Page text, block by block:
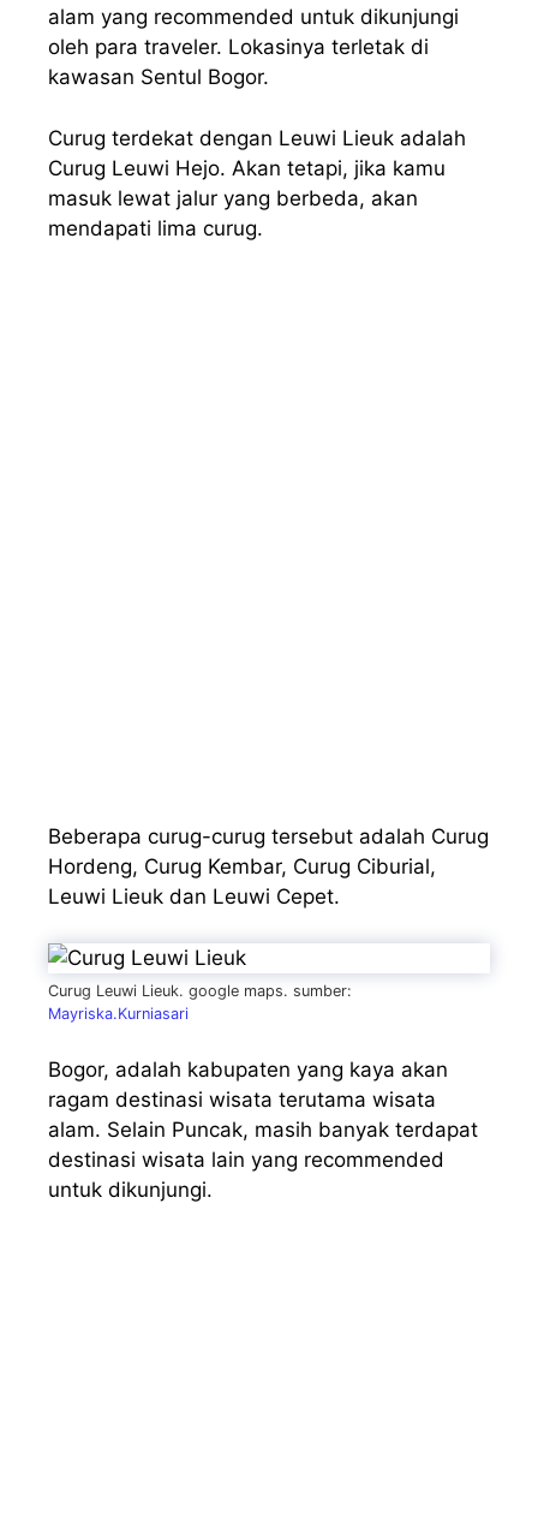
alam yang recommended untuk dikunjungi
oleh para traveler. Lokasinya terletak di
kawasan Sentul Bogor.
Curug terdekat dengan Leuwi Lieuk adalah
Curug Leuwi Hejo. Akan tetapi, jika kamu
masuk lewat jalur yang berbeda, akan
mendapati lima curug.
Beberapa curug-curug tersebut adalah Curug
Hordeng, Curug Kembar, Curug Ciburial,
Leuwi Lieuk dan Leuwi Cepet.
Curug Leuwi Lieuk. google maps. sumber:
Mayriska.Kurniasari
Bogor, adalah kabupaten yang kaya akan
ragam destinasi wisata terutama wisata
alam. Selain Puncak, masih banyak terdapat
destinasi wisata lain yang recommended
untuk dikunjungi.